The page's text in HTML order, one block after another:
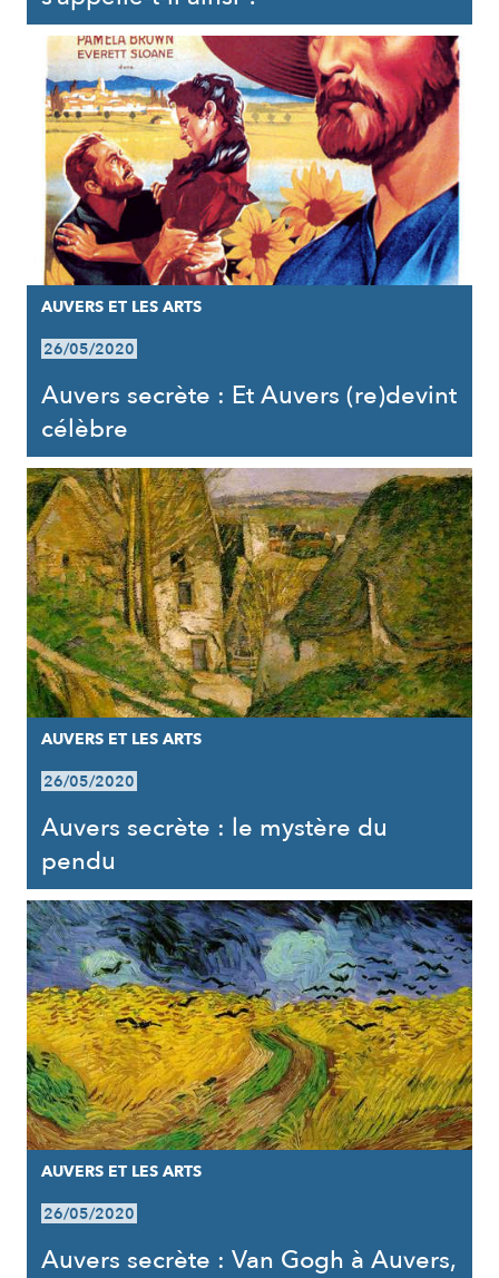
AUVERS ET LES ARTS
26/05/2020
Auvers secrète : Et Auvers (re)devint
célèbre
AUVERS ET LES ARTS
26/05/2020
Auvers secrète : le mystère du
pendu
AUVERS ET LES ARTS
26/05/2020
Auvers secrète : Van Gogh à Auvers,